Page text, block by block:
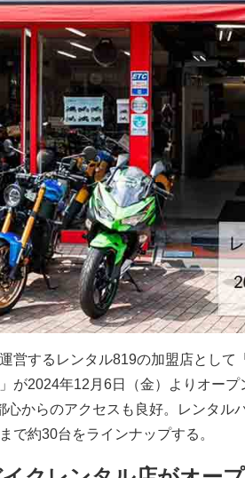
営するレンタル819の加盟店として
が2024年12月6日（金）よりオー
心からのアクセスも良好。レンタル
で約30台をラインナップする。